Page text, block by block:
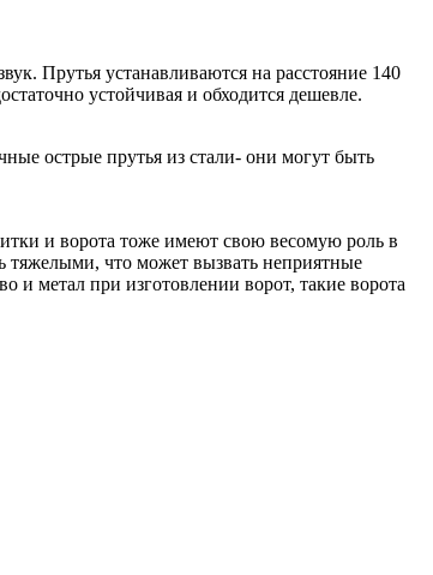
Прутья устанавливаются на расстояние 140
устойчивая и обходится дешевле.
острые прутья из стали- они могут быть
и ворота тоже имеют свою весомую роль в
тяжелыми, что может вызвать неприятные
метал при изготовлении ворот, такие ворота